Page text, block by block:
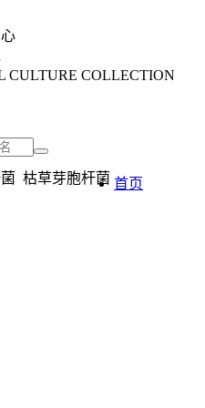
CULTURE COLLECTION
枯草芽胞杆菌 首页